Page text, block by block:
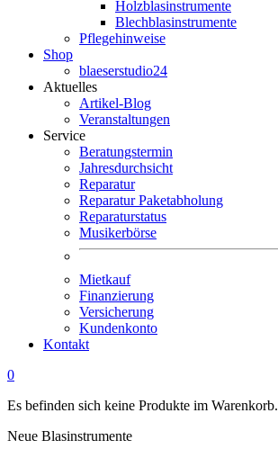
Holzblasinstrumente
Blechblasinstrumente
Pflegehinweise
Shop
blaeserstudio24
Aktuelles
Artikel-Blog
Veranstaltungen
Service
Beratungstermin
Jahresdurchsicht
Reparatur
Reparatur Paketabholung
Reparaturstatus
Musikerbörse
Mietkauf
Finanzierung
Versicherung
Kundenkonto
Kontakt
0
Es befinden sich keine Produkte im Warenkorb.
Neue Blasinstrumente